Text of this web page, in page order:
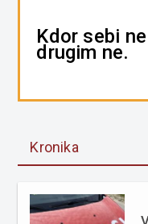
Kdor sebi
drugim ne.
Kronika